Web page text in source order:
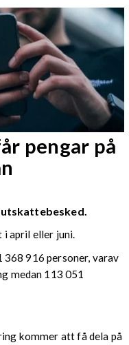
pengar på
i april eller juni.
916 personer, varav
medan 113 051
kommer att få dela på